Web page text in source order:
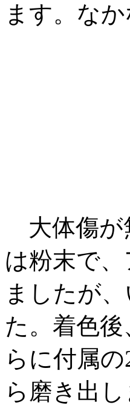
ます。な
大体傷が
は粉末で
ましたが
た。着色
らに付属
ら磨き出